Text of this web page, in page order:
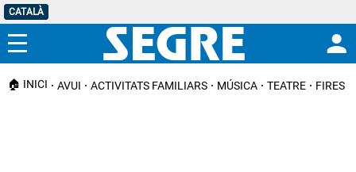
CATALÀ
Menú
🏠 INICI AVUI ACTIVITATS FAMILIARS MÚSICA TEATRE FIRES I